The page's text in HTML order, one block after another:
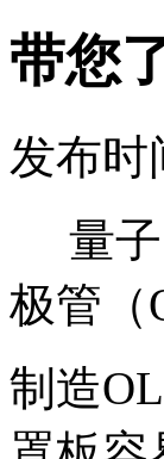
带您
发布时
量子
极管（
制造